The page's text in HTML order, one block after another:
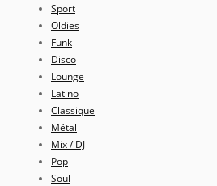
Sport
Oldies
Funk
Disco
Lounge
Latino
Classique
Métal
Mix / DJ
Pop
Soul